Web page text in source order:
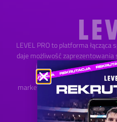
LEVEL PRO to platforma łącząca
daje możliwość
i marketingowego,
DO NAWIĄZANIA Z NIMI
marketingowa realizujemy
dla